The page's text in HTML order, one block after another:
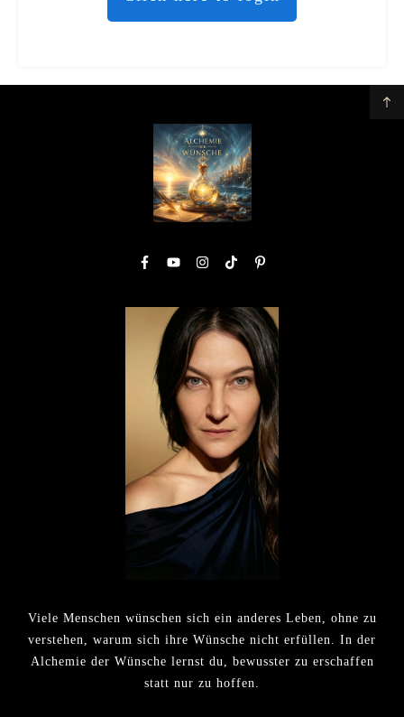
Viele Menschen wünschen sich ein anderes Leben, ohne zu
verstehen, warum sich ihre Wünsche nicht erfüllen. In der
Alchemie der Wünsche lernst du, bewusster zu erschaffen
statt nur zu hoffen.